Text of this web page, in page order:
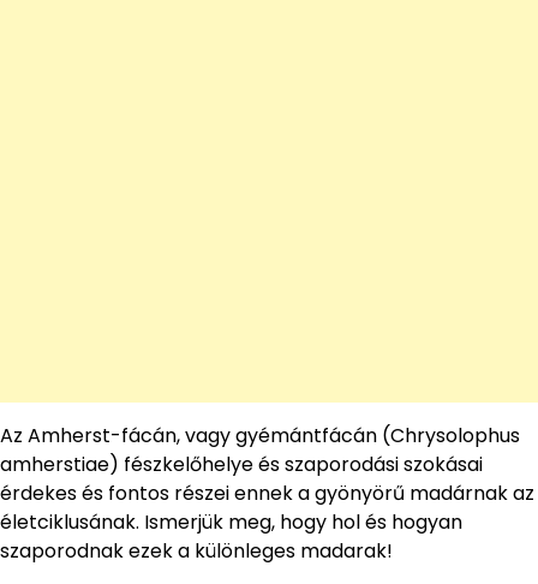
Az Amherst-fácán, vagy gyémántfácán (Chrysolophus
amherstiae) fészkelőhelye és szaporodási szokásai
érdekes és fontos részei ennek a gyönyörű madárnak az
életciklusának. Ismerjük meg, hogy hol és hogyan
szaporodnak ezek a különleges madarak!